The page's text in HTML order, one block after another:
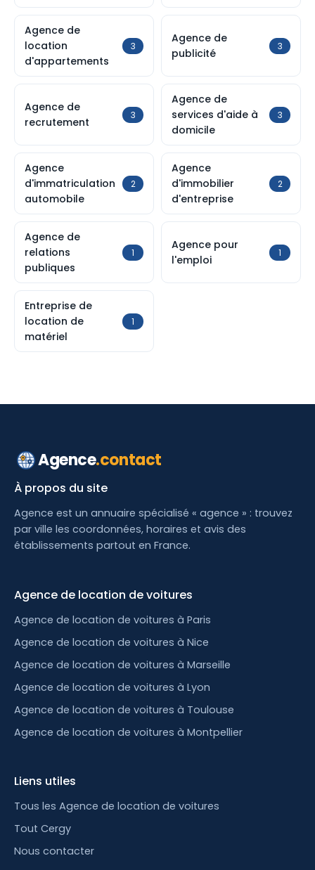
Agence de
location
d'appartements
3
Agence de
publicité
3
Agence de
recrutement
3
Agence de
services d'aide à
domicile
3
Agence
d'immatriculation
automobile
2
Agence
d'immobilier
d'entreprise
2
Agence de
relations
publiques
1
Agence pour
l'emploi
1
Entreprise de
location de
matériel
1
Agence.contact
À propos du site
Agence est un annuaire spécialisé « agence » : trouvez
par ville les coordonnées, horaires et avis des
établissements partout en France.
Agence de location de voitures
Agence de location de voitures à Paris
Agence de location de voitures à Nice
Agence de location de voitures à Marseille
Agence de location de voitures à Lyon
Agence de location de voitures à Toulouse
Agence de location de voitures à Montpellier
Liens utiles
Tous les Agence de location de voitures
Tout Cergy
Nous contacter